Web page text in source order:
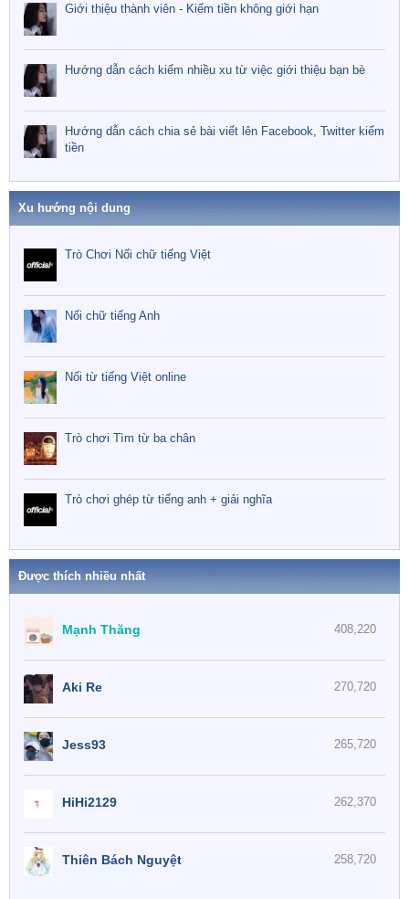
Giới thiệu thành viên - Kiếm tiền không giới hạn
Hướng dẫn cách kiếm nhiều xu từ việc giới thiệu bạn bè
Hướng dẫn cách chia sẻ bài viết lên Facebook, Twitter kiếm
tiền
Xu hướng nội dung
Trò Chơi Nối chữ tiếng Việt
Nối chữ tiếng Anh
Nối từ tiếng Việt online
Trò chơi Tìm từ ba chân
Trò chơi ghép từ tiếng anh + giải nghĩa
Được thích nhiều nhất
408,220
Mạnh Thăng
270,720
Aki Re
265,720
Jess93
262,370
HiHi2129
258,720
Thiên Bách Nguyệt